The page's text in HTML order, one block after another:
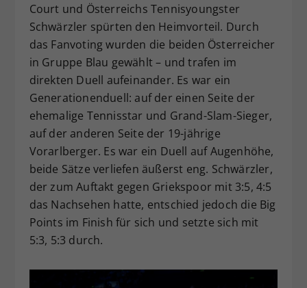
Court und Österreichs Tennisyoungster
Schwärzler spürten den Heimvorteil. Durch
das Fanvoting wurden die beiden Österreicher
in Gruppe Blau gewählt – und trafen im
direkten Duell aufeinander. Es war ein
Generationenduell: auf der einen Seite der
ehemalige Tennisstar und Grand-Slam-Sieger,
auf der anderen Seite der 19-jährige
Vorarlberger. Es war ein Duell auf Augenhöhe,
beide Sätze verliefen äußerst eng. Schwärzler,
der zum Auftakt gegen Griekspoor mit 3:5, 4:5
das Nachsehen hatte, entschied jedoch die Big
Points im Finish für sich und setzte sich mit
5:3, 5:3 durch.